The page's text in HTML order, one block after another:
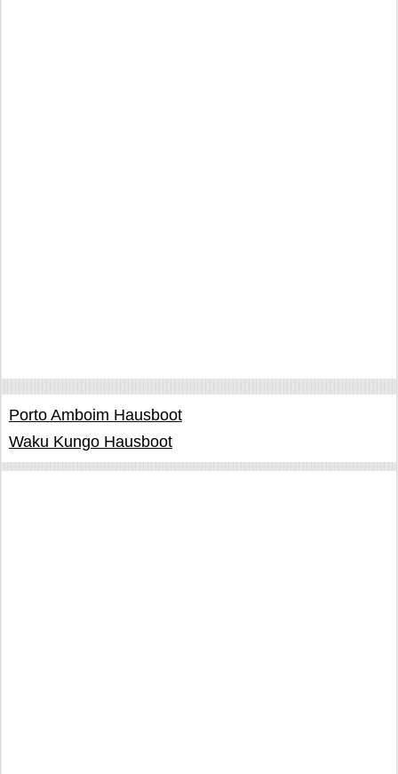
Porto Amboim Hausboot
Waku Kungo Hausboot